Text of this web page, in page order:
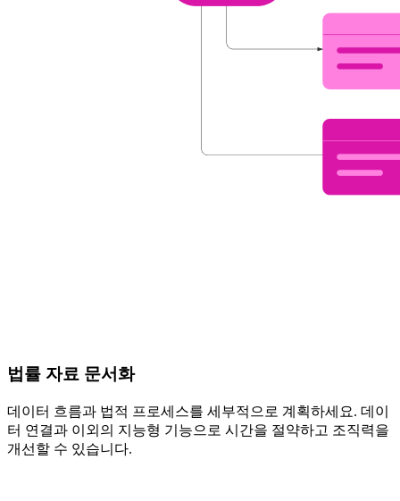
법률 자료 문서화
데이터 흐름과 법적 프로세스를 세부적으로 계획하세요. 데이
터 연결과 이외의 지능형 기능으로 시간을 절약하고 조직력을
개선할 수 있습니다.